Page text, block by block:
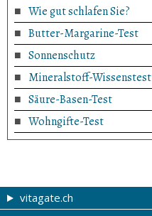
Wie gut schlafen Sie?
Butter-Margarine-Test
Sonnenschutz
Mineralstoff-Wissenstest
Säure-Basen-Test
Wohngifte-Test
vitagate.ch